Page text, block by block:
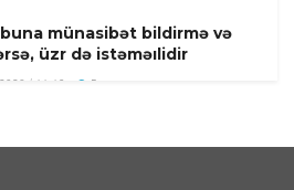
buna münasibət bildirmə və
üzr də istəməılidir
/ 11:19 5